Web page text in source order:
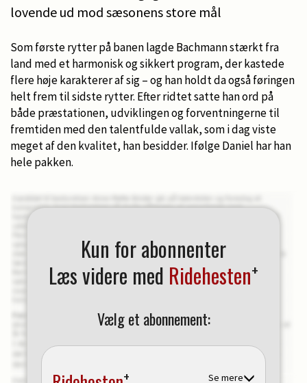
lovende ud mod sæsonens store mål
Som første rytter på banen lagde Bachmann stærkt fra
land med et harmonisk og sikkert program, der kastede
flere høje karakterer af sig – og han holdt da også føringen
helt frem til sidste rytter. Efter ridtet satte han ord på
både præstationen, udviklingen og forventningerne til
fremtiden med den talentfulde vallak, som i dag viste
meget af den kvalitet, han besidder. Ifølge Daniel har han
hele pakken.
Kun for abonnenter
Læs videre med Ridehesten+
Vælg et abonnement:
+ Se mere